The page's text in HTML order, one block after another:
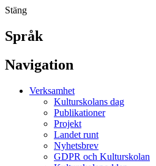
Stäng
Språk
Navigation
Verksamhet
Kulturskolans dag
Publikationer
Projekt
Landet runt
Nyhetsbrev
GDPR och Kulturskolan